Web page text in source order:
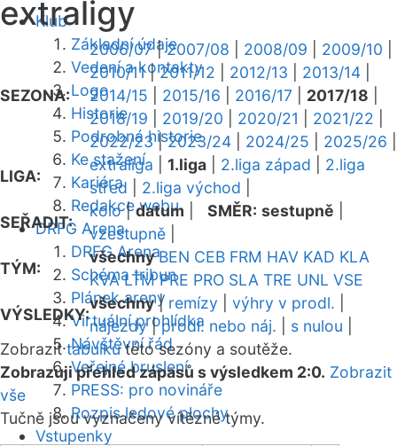
Klub
Základní údaje
Vedení a kontakty
Logo
Historie
Podrobná historie
Ke stažení
Kariéra
Redakce webu
DRFG Arena
DRFG Arena
Schéma tribun
Plánek areny
Virtuální prohlídka
Návštěvní řád
Veřejné bruslení
PRESS: pro novináře
Rozpis ledové plochy
Vstupenky
extraligy
SEZONA:
2006/07|2007/08 2008/09 2009/10
2010/11|2011/12 2012/13 2013/14
2014/15
2015/16 2016/17 2017/18
2018/19
2019/20 2020/21 2021/22
2022/23|2023/24 2024/25 2025/26
LIGA:
extraliga 1.liga 2.liga západ
2.liga
střed
2.liga východ
SEŘADIT:
kolo|datum SMĚR: sestupně
vzestupně
TÝM:
všechny BEN CEB FRM HAV KAD KLA
KVA LTM PRE PRO SLA TRE UNL VSE
VÝSLEDKY:
všechny| remízy výhry v prodl.
nájezdy|prodl. nebo náj. s nulou
Zobrazittabulkutéto sezóny a soutěže.
Zobrazuji přehled zápasů s výsledkem 2:0. Zobrazit
vše
Tučně jsou vyznačeny vítězné týmy.